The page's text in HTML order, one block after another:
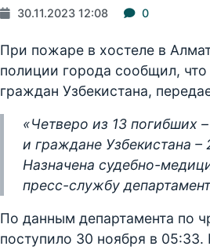
30.11.2023 12:08 0
При пожаре в хостеле в
полиции города сообщил,
граждан Узбекистана,
«Четверо из 13 погибших
и граждане Узбекистана
Назначена судебно-
пресс-службу
По данным департамента по
поступило 30 ноября в